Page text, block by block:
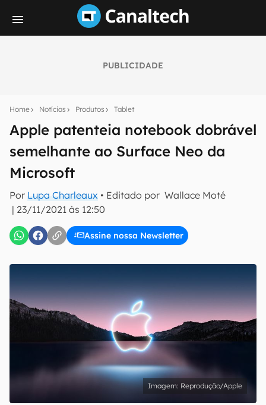
PUBLICIDADE
Home Notícias Produtos Tablet
Apple patenteia notebook dobrável
semelhante ao Surface Neo da
Microsoft
Por Lupa Charleaux • Editado por Wallace Moté
| 23/11/2021 às 12:50
Assine nossa Newsletter
notícias e reviews sobre tecnologia em primeira
mão.
E-mail
inscreva-se
Confirmo que li, aceito e concordo com os Termos de
Uso e Política de Privacidade do Canaltech.
Reprodução/Apple